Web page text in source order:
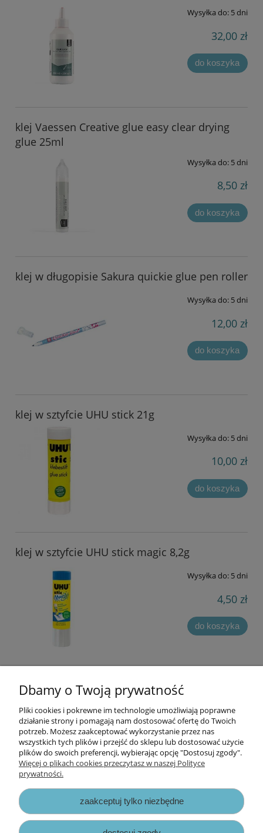
Wysyłka do: 5 dni
32,00 zł
do koszyka
klej Vaessen Creative glue easy clear drying
glue 25ml
Wysyłka do: 5 dni
8,50 zł
do koszyka
klej w długopisie Sakura quickie glue pen roller
Wysyłka do: 5 dni
12,00 zł
do koszyka
klej w sztyfcie UHU stick 21g
Wysyłka do: 5 dni
10,00 zł
do koszyka
klej w sztyfcie UHU stick magic 8,2g
Wysyłka do: 5 dni
4,50 zł
do koszyka
« 1 2 »
Informacje
Opłaty i koszty dostawy
Zapisy prawne
Dbamy o Twoją prywatność
Pliki cookies i pokrewne im technologie umożliwiają poprawne
działanie strony i pomagają nam dostosować ofertę do Twoich
potrzeb. Możesz zaakceptować wykorzystanie przez nas
wszystkich tych plików i przejść do sklepu lub dostosować użycie
plików do swoich preferencji, wybierając opcję "Dostosuj zgody".
Więcej o plikach cookies przeczytasz w naszej Polityce
prywatności.
zaakceptuj tylko niezbędne